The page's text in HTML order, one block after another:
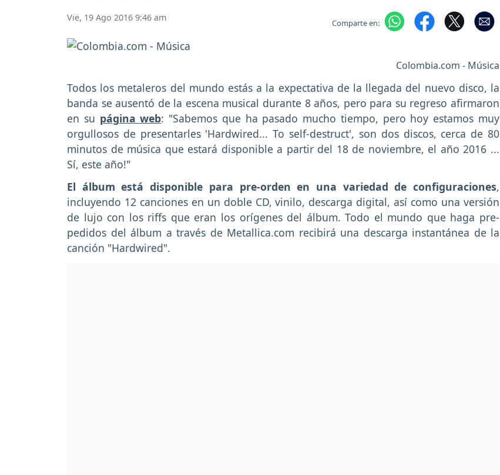
Vie, 19 Ago 2016 9:46 am Comparte en:
Colombia.com - Música
Todos los metaleros del mundo estás a la expectativa de la llegada del nuevo disco, la
banda se ausentó de la escena musical durante 8 años, pero para su regreso afirmaron
en su página web: "Sabemos que ha pasado mucho tiempo, pero hoy estamos muy
orgullosos de presentarles 'Hardwired... To self-destruct', son dos discos, cerca de 80
minutos de música que estará disponible a partir del 18 de noviembre, el año 2016 ...
Sí, este año!"
El álbum está disponible para pre-orden en una variedad de configuraciones,
incluyendo 12 canciones en un doble CD, vinilo, descarga digital, así como una versión
de lujo con los riffs que eran los orígenes del álbum. Todo el mundo que haga pre-
pedidos del álbum a través de Metallica.com recibirá una descarga instantánea de la
canción "Hardwired".